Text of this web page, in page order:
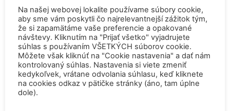
30. júla 2026
Rekordne nízka hladina Dunaja vynútili odstavenie JE Paks a
JE Cernavoda
30. júla 2026
Dve britské atómky zostanú v prevádzke o dva roky dlhšie
27. júla 2026
Na našej webovej lokalite používame súbory cookie,
aby sme vám poskytli čo najrelevantnejší zážitok tým,
že si zapamätáme vaše preferencie a opakované
návštevy. Kliknutím na "Prijať všetko" vyjadrujete
súhlas s používaním VŠETKÝCH súborov cookie.
Môžete však kliknúť na "Cookie nastavenia" a dať nám
kontrolovaný súhlas. Nastavenia si viete zmeniť
kedykoľvek, vrátane odvolania súhlasu, keď kliknete
na cookies odkaz v pätičke stránky (áno, tam úplne
dole).